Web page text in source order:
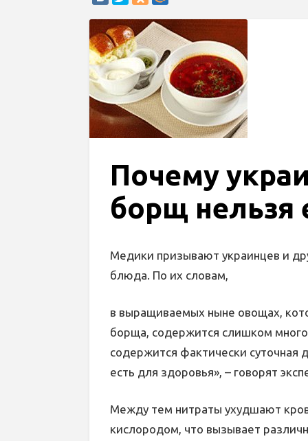
Почему
борщ нельзя
Медики призывают украинцев и
блюда. По их словам,
в выращиваемых ныне овощах,
борща, содержится слишком
содержится фактически суточная
есть для здоровья», – говорят
Между тем нитраты ухудшают
кислородом, что вызывает